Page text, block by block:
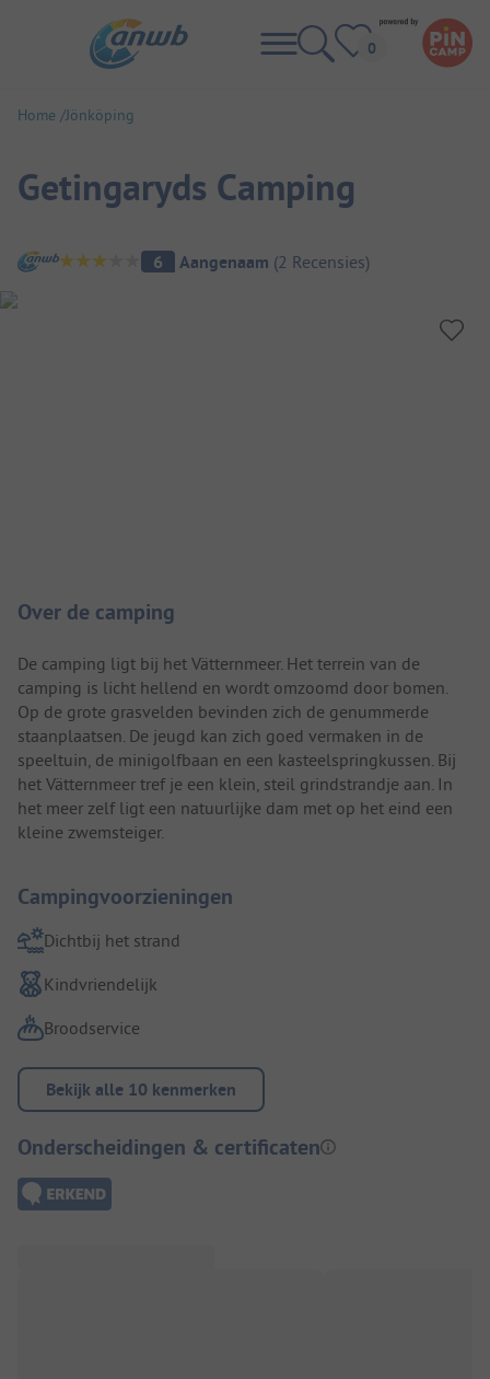
Home Jönköping
Getingaryds Camping
Camping overzicht
6 Aangenaam (2 Recensies)
Over de camping
De camping ligt bij het Vätternmeer. Het terrein van de
camping is licht hellend en wordt omzoomd door bomen.
Op de grote grasvelden bevinden zich de genummerde
staanplaatsen. De jeugd kan zich goed vermaken in de
speeltuin, de minigolfbaan en een kasteelspringkussen. Bij
het Vätternmeer tref je een klein, steil grindstrandje aan. In
het meer zelf ligt een natuurlijke dam met op het eind een
kleine zwemsteiger.
Campingvoorzieningen
Dichtbij het strand
Kindvriendelijk
Broodservice
Bekijk alle 10 kenmerken
Onderscheidingen & certificaten